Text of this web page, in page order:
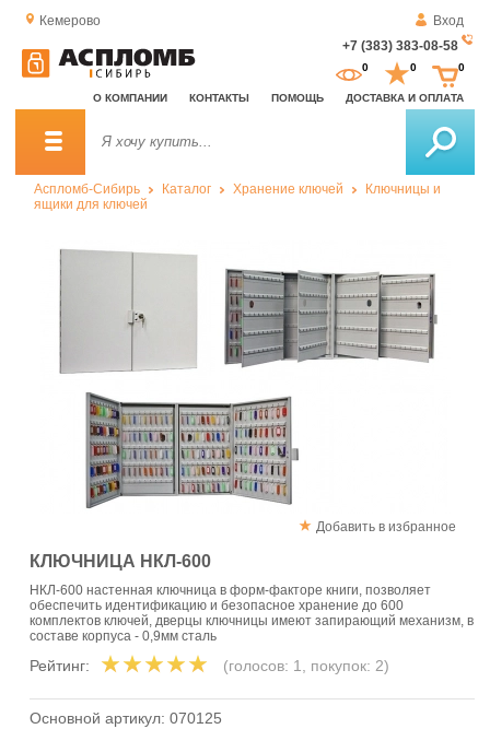
Кемерово
Вход
+7 (383) 383-08-58
О КОМПАНИИ КОНТАКТЫ ПОМОЩЬ ДОСТАВКА И ОПЛАТА
0 0 0
Аспломб-Сибирь Каталог Хранение ключей
Ключницы и
ящики для ключей
Добавить в избранное
КЛЮЧНИЦА НКЛ-600
НКЛ-600 настенная ключница в форм-факторе книги, позволяет
обеспечить идентификацию и безопасное хранение до 600
комплектов ключей, дверцы ключницы имеют запирающий механизм, в
составе корпуса - 0,9мм сталь
Рейтинг: (голосов: 1, покупок: 2)
Основной артикул: 070125